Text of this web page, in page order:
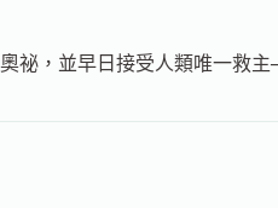
祕，並早日接受人類唯一救主